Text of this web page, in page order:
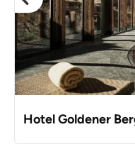
Hotel Goldener